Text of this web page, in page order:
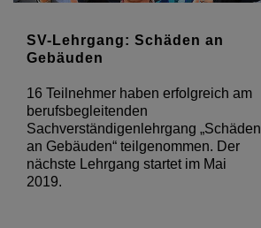
SV-Lehrgang: Schäden an
Gebäuden
16 Teilnehmer haben erfolgreich am
berufsbegleitenden
Sachverständigenlehrgang „Schäden
an Gebäuden“ teilgenommen. Der
nächste Lehrgang startet im Mai
2019.